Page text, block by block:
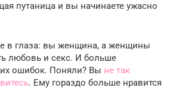
путаница и вы начинаете ужасно
в глаза: вы женщина, а женщины
любовь и секс. И больше
ошибок. Поняли? Вы не так
. Ему гораздо больше нравится